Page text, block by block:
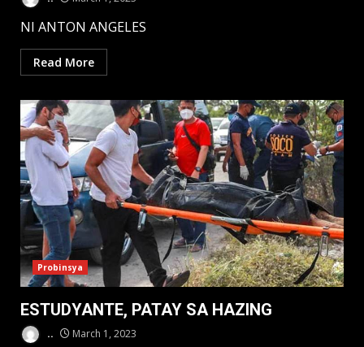
NI ANTON ANGELES
Read More
Probinsya
ESTUDYANTE, PATAY SA HAZING
.. March 1, 2023